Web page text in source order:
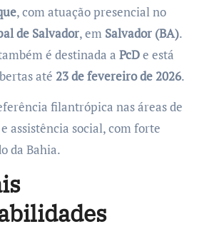
, com atuação presencial no
de Salvador, em Salvador (BA).
é destinada a PcDe está
até 23 de fevereiro de 2026.
filantrópica nas áreas de
assistência social, com forte
da Bahia.